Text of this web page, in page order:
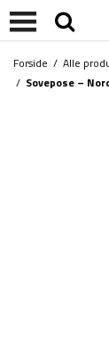
Forside / Alle
/ Sovepose –